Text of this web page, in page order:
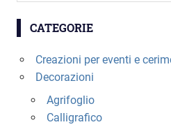
CATEGORIE
Creazioni per eventi e
Decorazioni
Agrifoglio
Calligrafico